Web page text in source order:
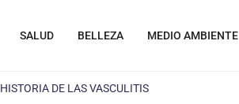
SALUD BELLEZA MEDIO AMBIENTE
HISTORIA DE LAS VASCULITIS